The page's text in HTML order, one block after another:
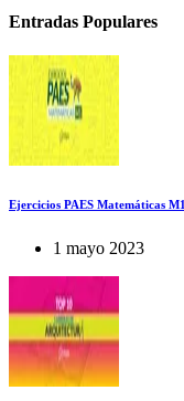
Entradas Populares
Ejercicios PAES Matemáticas M1
1 mayo 2023